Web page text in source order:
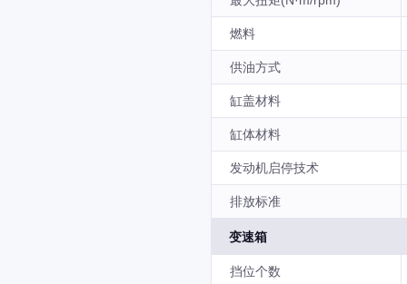
燃料
供油方式
缸盖材料
缸体材料
发动机启停技术
排放标准
变速箱
挡位个数